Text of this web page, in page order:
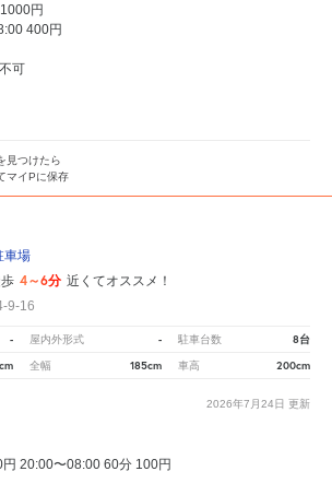
円
400円
可
見つけたら
マイPに保存
車場
4～6分 近くてオススメ！
9-16
- 屋内外形式 - 駐車台数 8台
全幅 185cm 車高 200cm
2026年7月24日 更新
20:00〜08:00 60分 100円